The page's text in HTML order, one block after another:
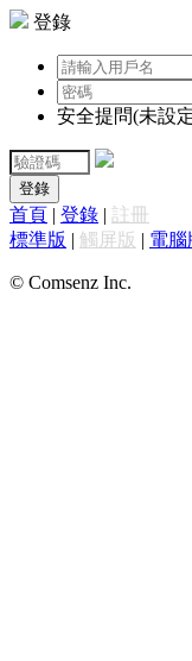
登錄
安全提問(未設
登錄
首頁 | 登錄 | 註冊
標準版 | 觸屏版 | 電腦
© Comsenz Inc.